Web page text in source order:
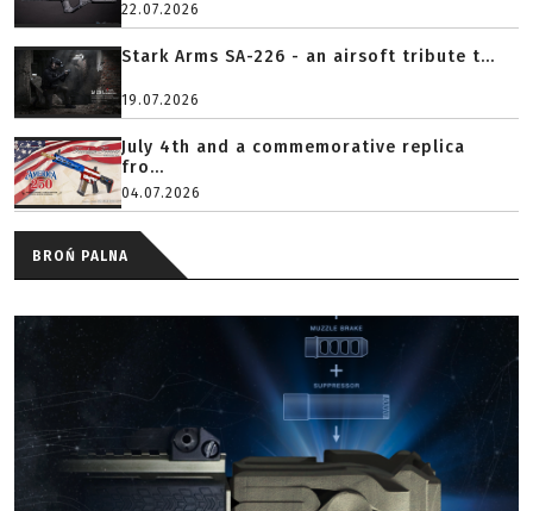
22.07.2026
Stark Arms SA-226 - an airsoft tribute t...
19.07.2026
July 4th and a commemorative replica
fro...
04.07.2026
BROŃ PALNA